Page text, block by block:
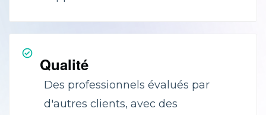
Qualité
Des professionnels évalués par
d'autres clients, avec des